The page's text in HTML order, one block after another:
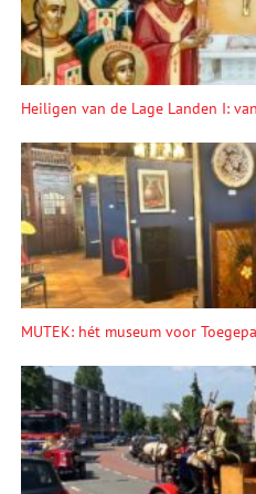
Heiligen van de Lage Landen I:
MUTEK: hét museum voor